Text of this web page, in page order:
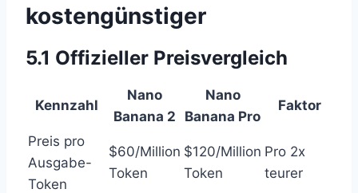
kostengünstiger
5.1 Offizieller Preisvergleich
Kennzahl
Nano
Banana 2
Nano
Banana Pro
Faktor
Preis pro
Ausgabe-
Token
$60/Million
Token
$120/Million
Token
Pro 2x
teurer